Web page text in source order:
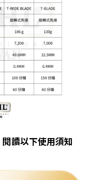
讀以下使用須知